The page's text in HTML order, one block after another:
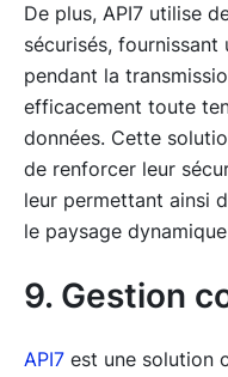
De plus, API7 utilise
sécurisés,
pendant la
efficacement toute
données. Cette
de renforcer leur
leur permettant ainsi
le paysage
9. Gestion
API7 est une solution